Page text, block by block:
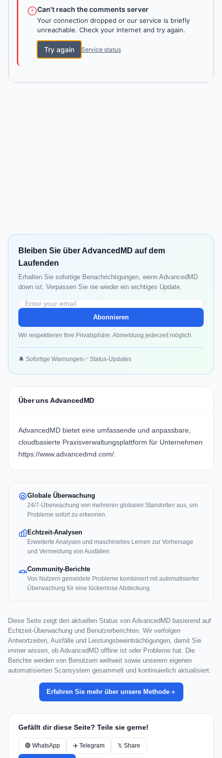
Can't reach the comments server
Your connection dropped or our service is briefly
unreachable. Check your internet and try again.
Try again Service status
Bleiben Sie über AdvancedMD auf dem
Laufenden
Erhalten Sie sofortige Benachrichtigungen, wenn AdvancedMD
down ist. Verpassen Sie nie wieder ein wichtiges Update.
Abonnieren
Wir respektieren Ihre Privatsphäre. Abmeldung jederzeit möglich.
🔔 Sofortige Warnungen✅ Status-Updates
Über uns AdvancedMD
AdvancedMD bietet eine umfassende und anpassbare,
cloudbasierte Praxisverwaltungsplattform für Unternehmen
https://www.advancedmd.com/.
Globale Überwachung
24/7-Überwachung von mehreren globalen Standorten aus, um
Probleme sofort zu erkennen.
Echtzeit-Analysen
Erweiterte Analysen und maschinelles Lernen zur Vorhersage
und Vermeidung von Ausfällen.
Community-Berichte
Von Nutzern gemeldete Probleme kombiniert mit automatisierter
Überwachung für eine lückenlose Abdeckung.
Diese Seite zeigt den aktuellen Status von AdvancedMD basierend auf
Echtzeit-Überwachung und Benutzerberichten. Wir verfolgen
Antwortzeiten, Ausfälle und Leistungsbeeinträchtigungen, damit Sie
immer wissen, ob AdvancedMD offline ist oder Probleme hat. Die
Berichte werden von Benutzern weltweit sowie unserem eigenen
automatisierten Scansystem gesammelt und kontinuierlich aktualisiert.
Erfahren Sie mehr über unsere Methode
Gefällt dir diese Seite? Teile sie gerne!
🟢 WhatsApp ✈️ Telegram 𝕏 Share